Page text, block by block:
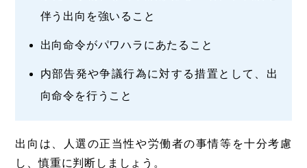
伴う出向を強いること
出向命令がパワハラにあたること
内部告発や争議行為に対する措置として、出
向命令を行うこと
出向は、人選の正当性や労働者の事情等を十分考慮
し、慎重に判断しましょう。